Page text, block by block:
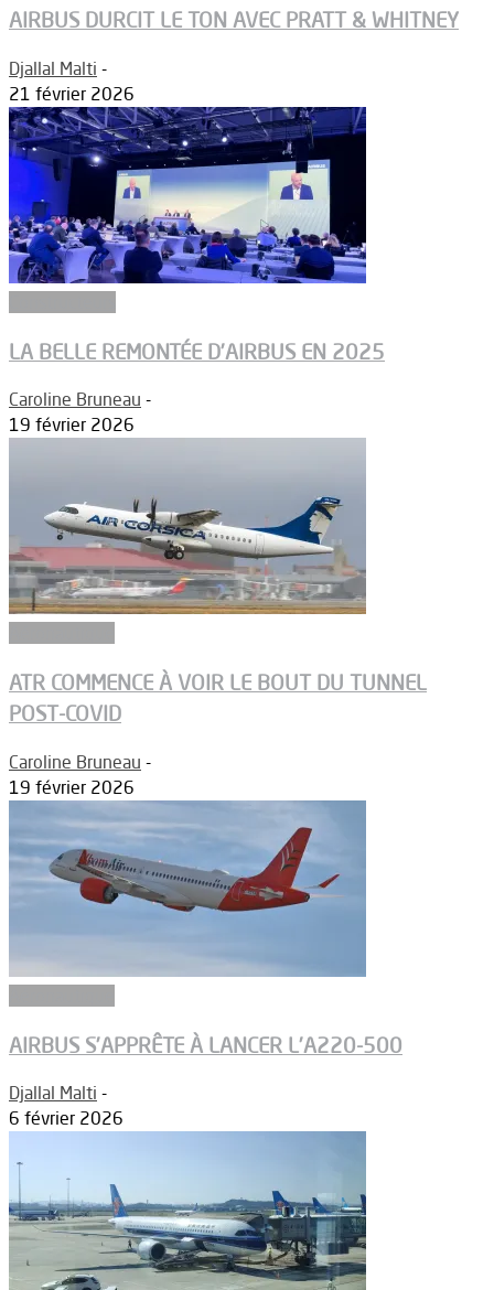
AIRBUS DURCIT LE TON AVEC PRATT & WHITNEY
Djallal Malti -
21 février 2026
LA BELLE REMONTÉE D’AIRBUS EN 2025
Caroline Bruneau -
19 février 2026
ATR COMMENCE À VOIR LE BOUT DU TUNNEL
POST-COVID
Caroline Bruneau -
19 février 2026
AIRBUS S’APPRÊTE À LANCER L’A220-500
Djallal Malti -
6 février 2026